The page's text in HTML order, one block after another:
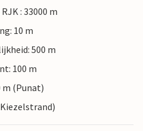
: 33000 m
10 m
500 m
100 m
m (Punat)